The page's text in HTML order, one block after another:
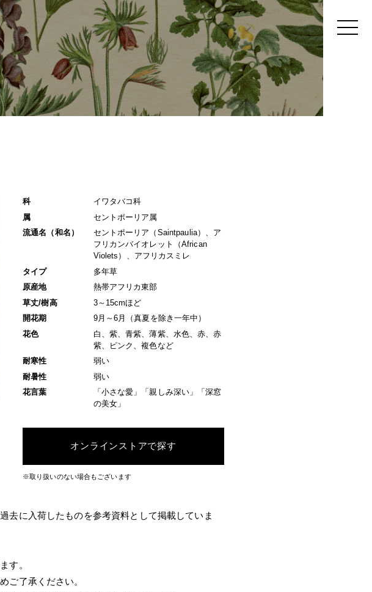
科
イワタバコ科
属
セントポーリア属
流通名（和名）
セントポーリア（Saintpaulia）、ア
フリカンバイオレット（African
Violets）、アフリカスミレ
タイプ
多年草
原産地
熱帯アフリカ東部
草丈/樹高
3～15cmほど
開花期
9月～6月（真夏を除き一年中）
花色
白、紫、青紫、薄紫、水色、赤、赤
紫、ピンク、複色など
耐寒性
弱い
耐暑性
弱い
花言葉
「小さな愛」「親しみ深い」「深窓
の美女」
オンラインストアで探す
※取り扱いのない場合もございます
去に入荷したものを参考資料として掲載していま
す。
ご了承ください。